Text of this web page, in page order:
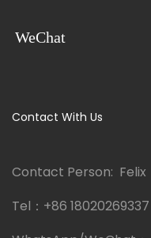
WeChat
Contact With Us
Contact Person: Felix
Tel： +86 18020269337